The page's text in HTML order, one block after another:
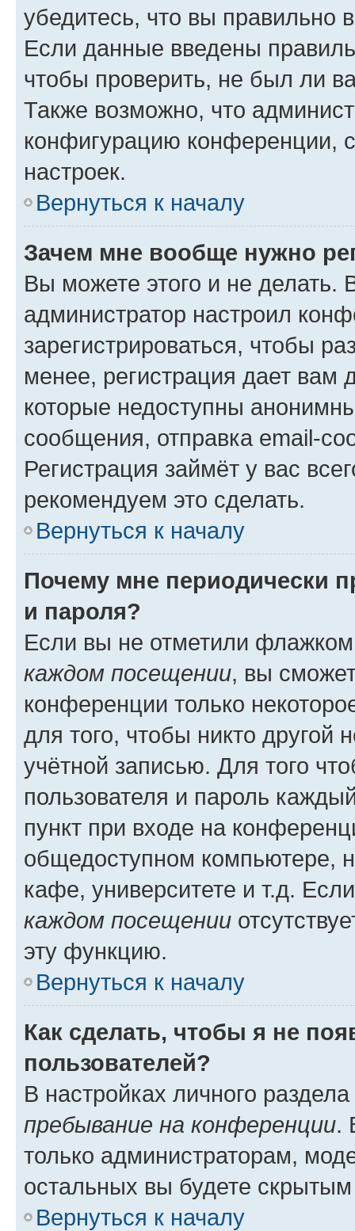
убедитесь, что вы правильно
Если данные введены
чтобы проверить, не был ли
Также возможно, что
конфигурацию конференции,
настроек.
Вернуться к началу
Зачем мне вообще нужно
Вы можете этого и не делать.
администратор настроил
зарегистрироваться, чтобы
менее, регистрация дает вам
которые недоступны
сообщения, отправка email-
Регистрация займёт у вас
рекомендуем это сделать.
Вернуться к началу
Почему мне периодически
и пароля?
Если вы не отметили
каждом посещении, вы
конференции только
для того, чтобы никто другой
учётной записью. Для того
пользователя и пароль
пункт при входе на
общедоступном компьютере,
кафе, университете и т.д.
каждом посещении
эту функцию.
Вернуться к началу
Как сделать, чтобы я не
пользователей?
В настройках личного
пребывание на конференции.
только администраторам,
остальных вы будете
Вернуться к началу